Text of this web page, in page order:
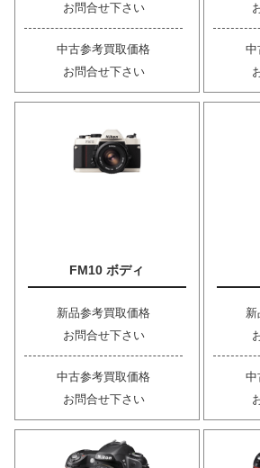
お問合せ下さい
中古参考買取価格
お問合せ下さい
中
FM10 ボディ
新品参考買取価格
お問合せ下さい
中古参考買取価格
お問合せ下さい
中